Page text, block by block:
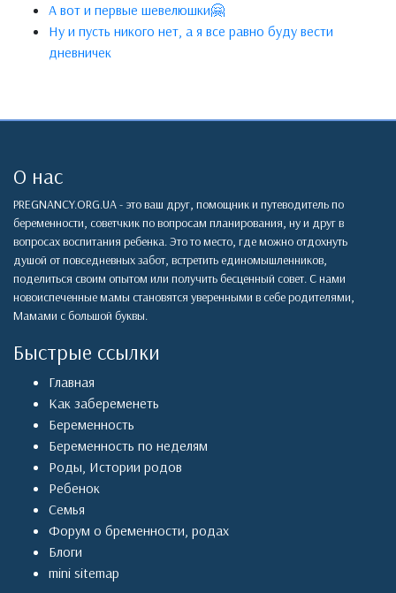
А вот и первые шевелюшки🤗
Ну и пусть никого нет, а я все равно буду вести
дневничек
О нас
PREGNANCY.ORG.UA - это ваш друг, помощник и путеводитель по
беременности, советчкик по вопросам планирования, ну и друг в
вопросах воспитания ребенка. Это то место, где можно отдохнуть
душой от повседневных забот, встретить единомышленников,
поделиться своим опытом или получить бесценный совет. С нами
новоиспеченные мамы становятся уверенными в себе родителями,
Мамами с большой буквы.
Быстрые ссылки
Главная
Как забеременеть
Беременность
Беременность по неделям
Роды, Истории родов
Ребенок
Семья
Форум о бременности, родах
Блоги
mini sitemap